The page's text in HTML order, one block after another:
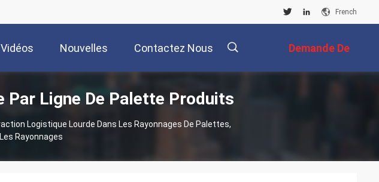
French
Vidéos Nouvelles Contactez Nous
描
Demande De
Soumission
Par Ligne De Palette Produits
Logistique Lourde Dans Les Rayonnages De Palettes,
Rayonnages